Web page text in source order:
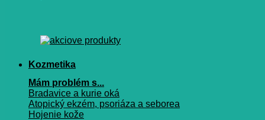
Kozmetika
Mám problém s...
Bradavice a kurie oká
Atopický ekzém, psoriáza a seborea
Hojenie kože